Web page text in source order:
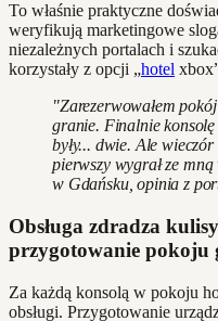
To właśnie praktyczne
weryfikują marketingowe
niezależnych portalach i
korzystały z opcji „hotel
"Zarezerwowałem
granie. Finalnie konsolę
były... dwie. Ale
pierwszy wygrał ze
w Gdańsku, opinia z
Obsługa zdradza
przygotowanie pokoju
Za każdą konsolą w pokoju
obsługi. Przygotowanie